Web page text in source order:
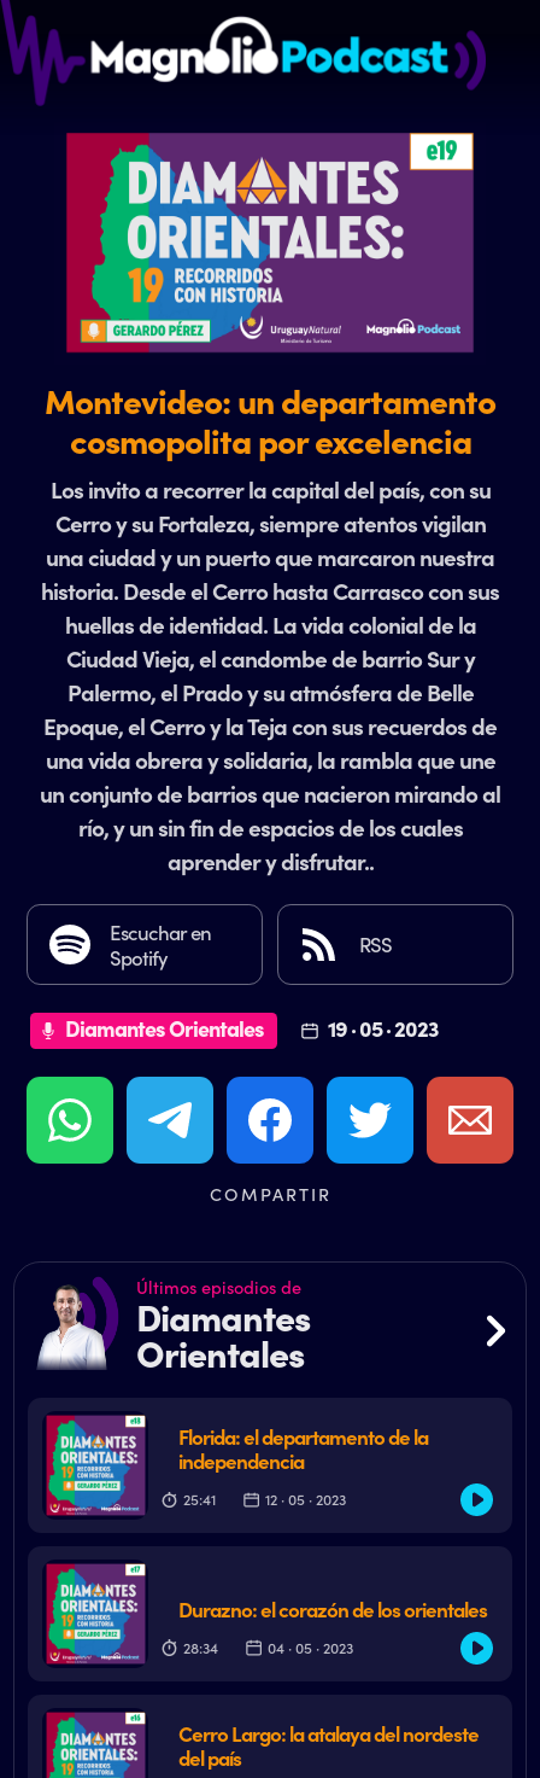
Montevideo: un departamento
cosmopolita por excelencia
Los invito a recorrer la capital del país, con su
Cerro y su Fortaleza, siempre atentos vigilan
una ciudad y un puerto que marcaron nuestra
historia. Desde el Cerro hasta Carrasco con sus
huellas de identidad. La vida colonial de la
Ciudad Vieja, el candombe de barrio Sur y
Palermo, el Prado y su atmósfera de Belle
Epoque, el Cerro y la Teja con sus recuerdos de
una vida obrera y solidaria, la rambla que une
un conjunto de barrios que nacieron mirando al
río, y un sin fin de espacios de los cuales
aprender y disfrutar..
Escuchar en
Spotify
RSS
Diamantes Orientales 19 · 05 · 2023
COMPARTIR
Últimos episodios de
Diamantes
Orientales
Florida: el departamento de la
independencia
25:41 12 · 05 · 2023
Durazno: el corazón de los orientales
28:34 04 · 05 · 2023
Cerro Largo: la atalaya del nordeste
del país